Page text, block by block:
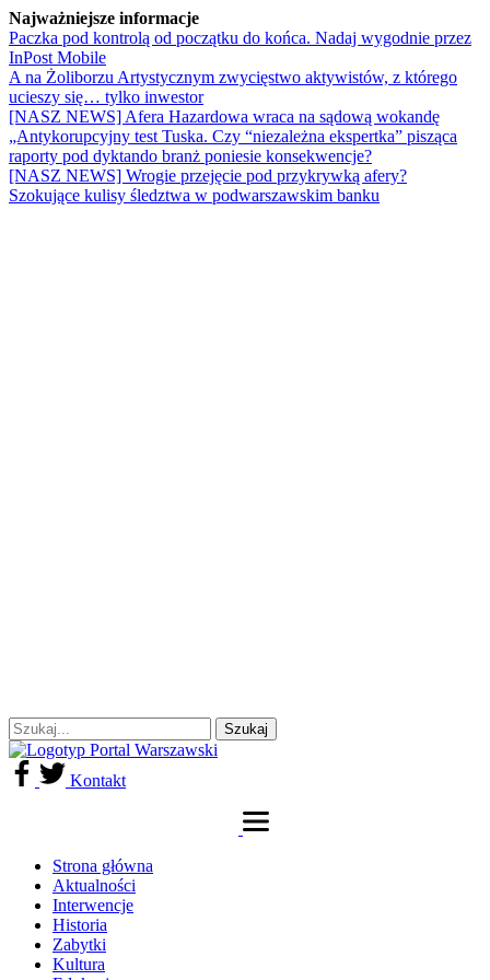
Najważniejsze informacje
Paczka pod kontrolą od początku do końca. Nadaj wygodnie przez
InPost Mobile
A na Żoliborzu Artystycznym zwycięstwo aktywistów, z którego
ucieszy się… tylko inwestor
[NASZ NEWS] Afera Hazardowa wraca na sądową wokandę
„Antykorupcyjny test Tuska. Czy “niezależna ekspertka” pisząca
raporty pod dyktando branż poniesie konsekwencje?
[NASZ NEWS] Wrogie przejęcie pod przykrywką afery?
Szokujące kulisy śledztwa w podwarszawskim banku
Kontakt
Strona główna
Aktualności
Interwencje
Historia
Zabytki
Kultura